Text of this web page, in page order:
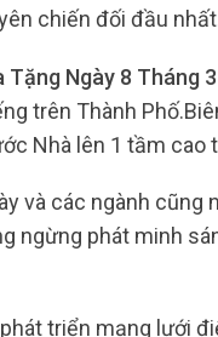
chiến đối đầu
Ngày 8 Tháng
trên Thành
Nhà lên 1 tầm
và các ngành
ngừng phát minh
triển mạng lưới